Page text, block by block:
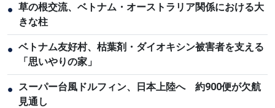
● 草の根交流、ベトナム・オーストラリア関係における大
きな柱
● ベトナム友好村、枯葉剤・ダイオキシン被害者を支える
「思いやりの家」
●
スーパー台風ドルフィン、日本上陸へ 約900便が欠航
見通し